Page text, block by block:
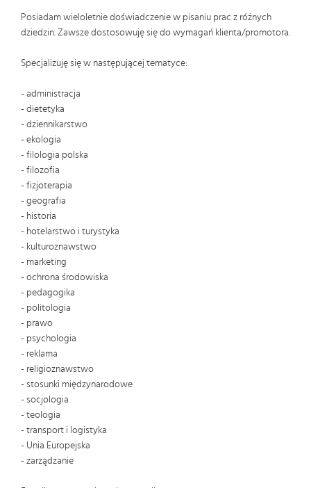
Posiadam wieloletnie doświadczenie w pisaniu prac z różnych
dziedzin. Zawsze dostosowuję się do wymagań klienta/promotora.
Specjalizuję się w następującej tematyce:
- administracja
- dietetyka
- dziennikarstwo
- ekologia
- filologia polska
- filozofia
- fizjoterapia
- geografia
- historia
- hotelarstwo i turystyka
- kulturoznawstwo
- marketing
- ochrona środowiska
- pedagogika
- politologia
- prawo
- psychologia
- reklama
- religioznawstwo
- stosunki międzynarodowe
- socjologia
- teologia
- transport i logistyka
- Unia Europejska
- zarządzanie